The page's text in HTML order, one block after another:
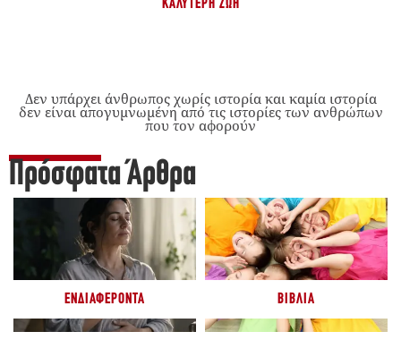
ΚΑΛΎΤΕΡΗ ΖΩΉ
Δεν υπάρχει άνθρωπος χωρίς ιστορία και καμία ιστορία
δεν είναι απογυμνωμένη από τις ιστορίες των ανθρώπων
που τον αφορούν
Πρόσφατα Άρθρα
ΕΝΔΙΑΦΈΡΟΝΤΑ ΒΙΒΛΊΑ